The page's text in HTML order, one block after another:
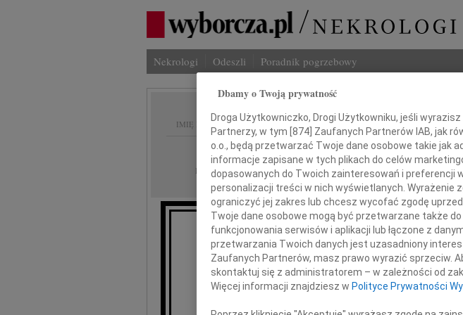
Nekrologi Odeszli Poradnik pogrzebowy
IMIĘ I NAZWISKO:
REGION: Płock
DATA EMISJI: 24.09.2021
Doktor
Teresie Elżbiecie Mazurkiewicz
Dbamy o Twoją prywatność
Droga Użytkowniczko, Drogi Użytkowniku, jeśli
Partnerzy, w tym [874] Zaufanych Partnerów IAB, jak
o.o., będą przetwarzać Twoje dane osobowe takie jak
informacje zapisane w tych plikach do celów
dopasowanych do Twoich zainteresowań i preferencji
personalizacji treści w nich wyświetlanych. Wyrażenie
ograniczyć jej zakres lub chcesz wycofać zgodę
Twoje dane osobowe mogą być przetwarzane także
funkcjonowania serwisów i aplikacji lub łączone z
przetwarzania Twoich danych jest uzasadniony interes
Zaufanych Partnerów, masz prawo wyrazić sprzeciw.
skontaktuj się z administratorem – w zależności od
Więcej informacji znajdziesz w Polityce Prywatności